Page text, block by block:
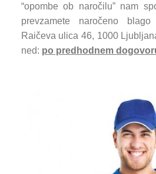
“opombe ob naročilu” nam
prevzamete naročeno
Raičeva ulica 46, 1000
ned: po predhodnem